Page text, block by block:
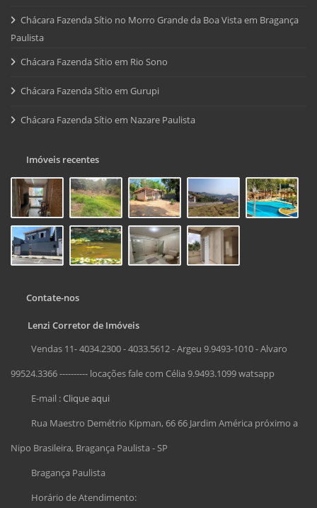
Chácara Fazenda Sítio no Morro Grande da Boa Vista em Bragança
Paulista
Chácara Fazenda Sítio em Rio Sono
Chácara Fazenda Sítio em Gurupi
Chácara Fazenda Sítio em Nazare Paulista
Imóveis recentes
Contate-nos
Lenzi Corretor de Imóveis
Vendas 11- 4034.2300 - 4033.5612 - Argeu 9.9493-1010 - Alvaro
99524.3366 ---------- locações fale com Célia 9.9493.1099 watsapp
E-mail :Clique aqui
Rua Maestro Demétrio Kipman, 66 66 Jardim América próximo a
Nipo Brasileira, Bragança Paulista - SP
Bragança Paulista
Horário de Atendimento: